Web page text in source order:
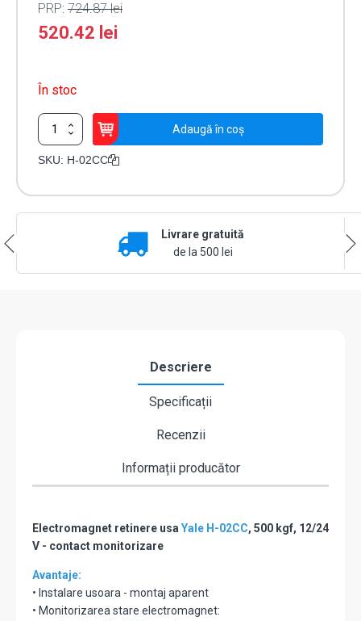
PRP: 724.87lei
520.42 lei
În stoc
Cantitate
Electromagnet
500
Adaugă în coș
SKU: H-02CC
Livrare gratuită
de la 500 lei
Descriere
Specificații
Recenzii
Informații producător
Electromagnet retinere usaYale H-02CC, 500 kgf, 12/24
V - contact monitorizare
Avantaje:
• Instalare usoara - montaj aparent
• Monitorizarea stare electromagnet: